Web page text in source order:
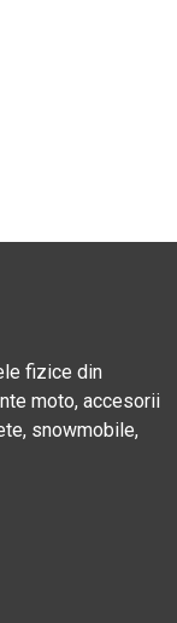
fizice din
moto, accesorii
snowmobile,